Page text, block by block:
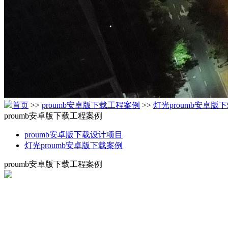
首页 >> proumb安卓版下载工程案例 >> 灯光proumb安卓版
proumb安卓版下载工程案例
proumb安卓版下载设计项目
灯光proumb安卓版下载案例
proumb安卓版下载工程案例